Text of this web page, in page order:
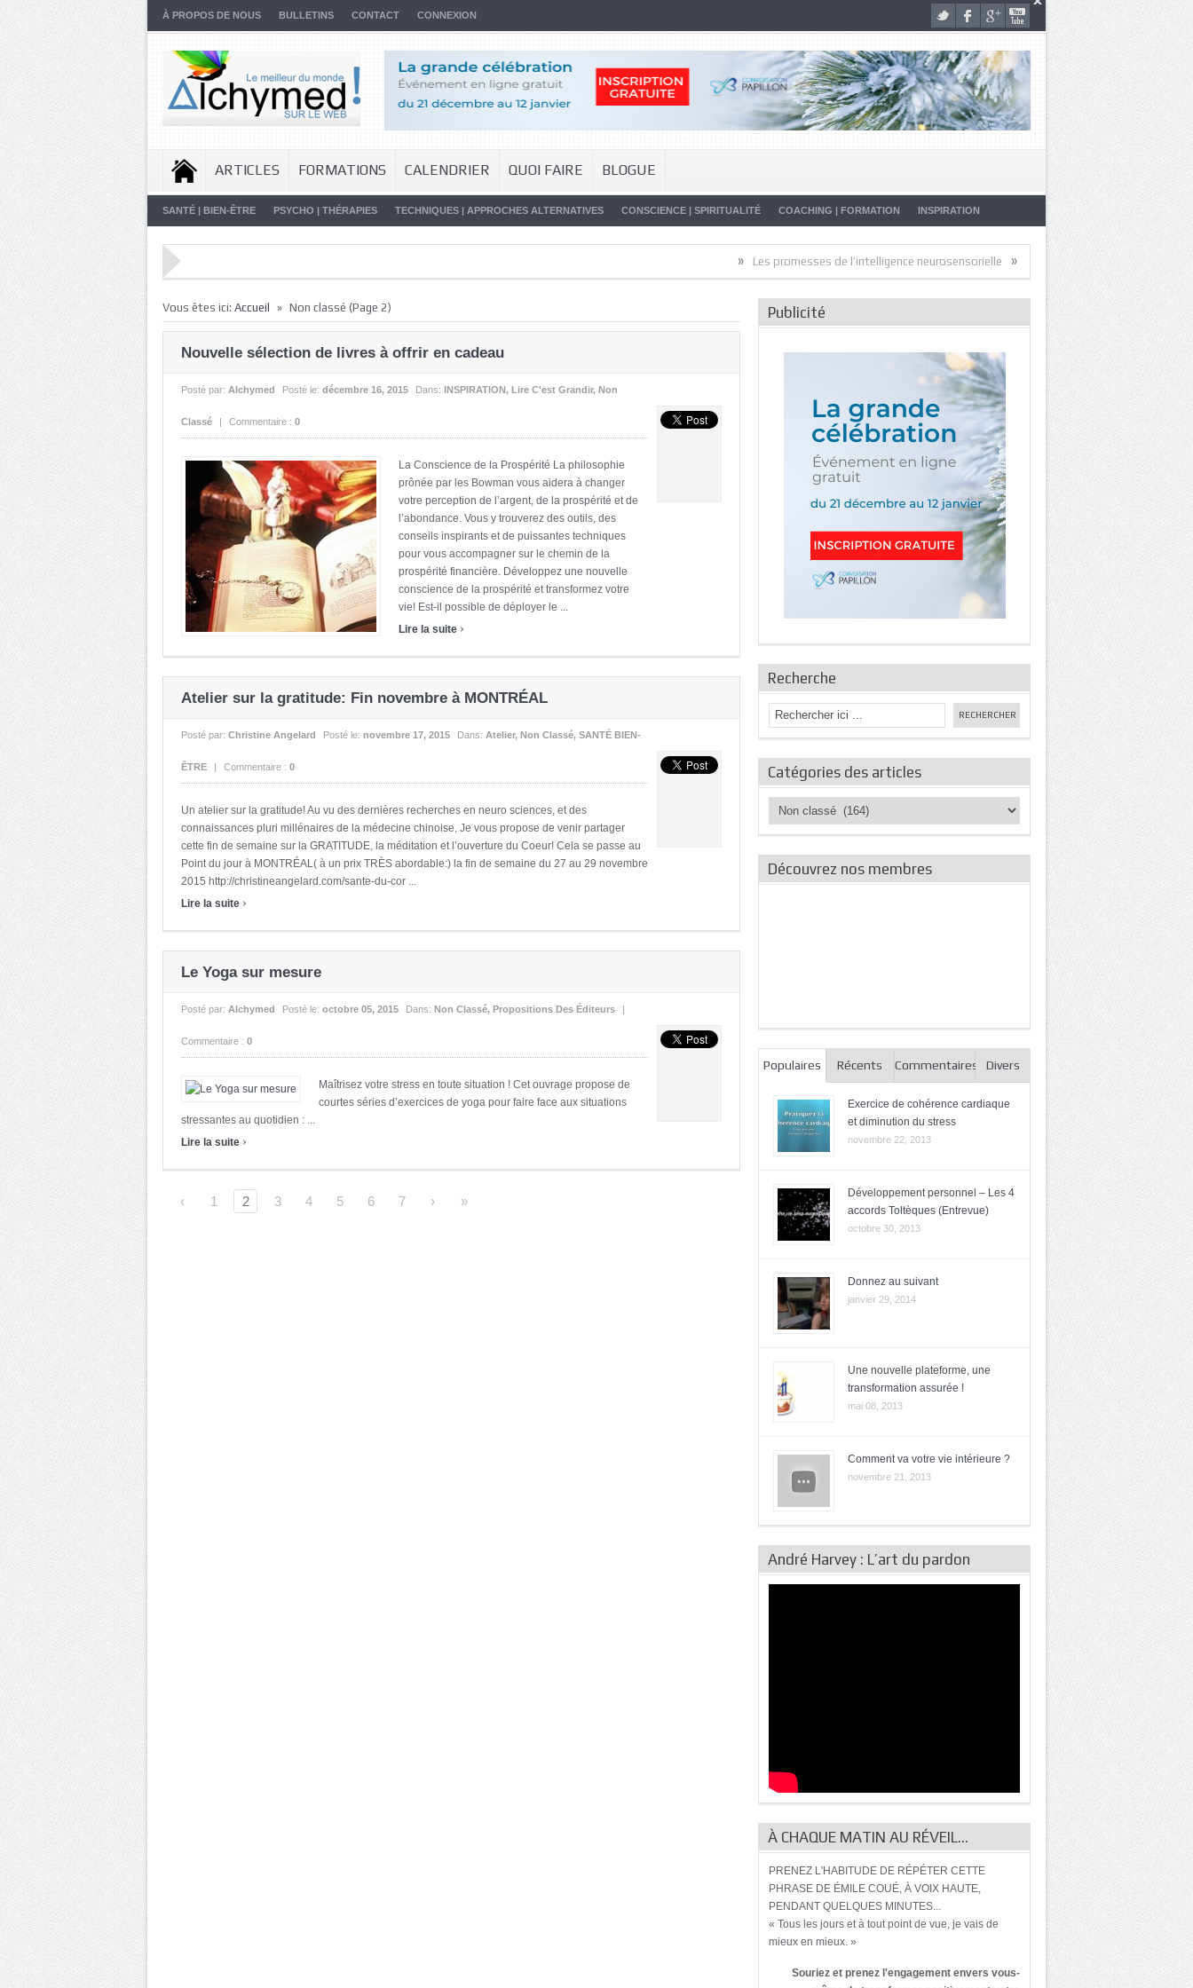
À PROPOS DE NOUS BULLETINS CONTACT CONNEXION
ARTICLES FORMATIONS CALENDRIER QUOI FAIRE BLOGUE
SANTÉ | BIEN-ÊTRE PSYCHO | THÉRAPIES TECHNIQUES | APPROCHES ALTERNATIVES CONSCIENCE | SPIRITUALITÉ COACHING | FORMATION INSPIRATION
Les promesses de l’intelligence neurosensorielle » Artistes de la Vie » Malade… Pourquoi?
Vous êtes ici: Accueil » Non classé (Page 2)
Nouvelle sélection de livres à offrir en cadeau
Posté par: Alchymed Posté le: décembre 16, 2015 Dans: INSPIRATION, Lire C'est Grandir, Non
Classé | Commentaire : 0
La Conscience de la Prospérité La philosophie
prônée par les Bowman vous aidera à changer
votre perception de l’argent, de la prospérité et de
l’abondance. Vous y trouverez des outils, des
conseils inspirants et de puissantes techniques
pour vous accompagner sur le chemin de la
prospérité financière. Développez une nouvelle
conscience de la prospérité et transformez votre
vie! Est-il possible de déployer le ...
Lire la suite ›
Atelier sur la gratitude: Fin novembre à MONTRÉAL
Posté par: Christine Angelard Posté le: novembre 17, 2015 Dans: Atelier, Non Classé, SANTÉ BIEN-
ÊTRE | Commentaire : 0
Un atelier sur la gratitude! Au vu des dernières recherches en neuro sciences, et des
connaissances pluri millénaires de la médecine chinoise, Je vous propose de venir partager
cette fin de semaine sur la GRATITUDE, la méditation et l’ouverture du Coeur! Cela se passe au
Point du jour à MONTRÉAL( à un prix TRÈS abordable:) la fin de semaine du 27 au 29 novembre
2015 http://christineangelard.com/sante-du-cor ...
Lire la suite ›
Le Yoga sur mesure
Posté par: Alchymed Posté le: octobre 05, 2015 Dans: Non Classé, Propositions Des Éditeurs |
Commentaire : 0
Maîtrisez votre stress en toute situation ! Cet ouvrage propose de
courtes séries d’exercices de yoga pour faire face aux situations
stressantes au quotidien : ...
Lire la suite ›
‹ 1 2 3 4 5 6 7 › »
Publicité
Recherche
Catégories des articles
Catégories
des
Découvrez nos membres
Populaires Récents Commentaires Divers
Exercice de cohérence cardiaque
et diminution du stress
novembre 22, 2013
Développement personnel – Les 4
accords Toltèques (Entrevue)
octobre 30, 2013
Donnez au suivant
janvier 29, 2014
Une nouvelle plateforme, une
transformation assurée !
mai 08, 2013
Comment va votre vie intérieure ?
novembre 21, 2013
André Harvey : L’art du pardon
À CHAQUE MATIN AU RÉVEIL…
PRENEZ L'HABITUDE DE RÉPÉTER CETTE
PHRASE DE ÉMILE COUÉ, À VOIX HAUTE,
PENDANT QUELQUES MINUTES...
« Tous les jours et à tout point de vue, je vais de
mieux en mieux. »
Souriez et prenez l'engagement envers vous-